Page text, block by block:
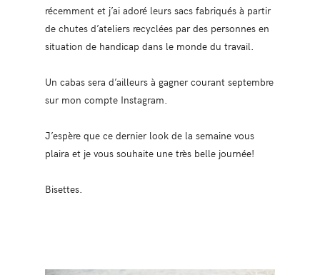
récemment et j’ai adoré leurs sacs fabriqués à partir
de chutes d’ateliers recyclées par des personnes en
situation de handicap dans le monde du travail.
Un cabas sera d’ailleurs à gagner courant septembre
sur mon compte Instagram.
J’espère que ce dernier look de la semaine vous
plaira et je vous souhaite une très belle journée!
Bisettes.